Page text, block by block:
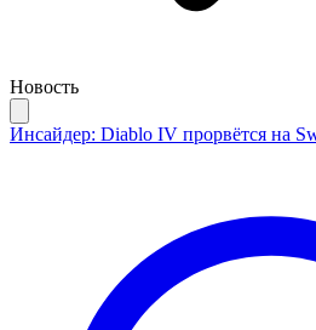
Новость
Инсайдер: Diablo IV прорвётся на